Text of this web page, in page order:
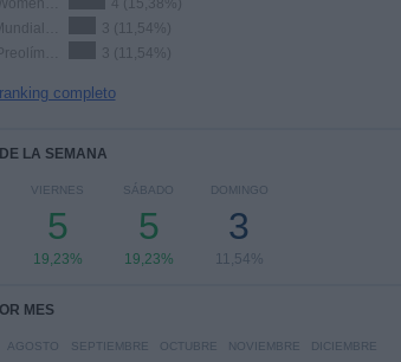
4 (15,38%)
3 (11,54%)
3 (11,54%)
completo
LA SEMANA
VIERNES
5
19,23%
SÁBADO
5
19,23%
DOMINGO
3
11,54%
MES
AGOSTO SEPTIEMBRE OCTUBRE NOVIEMBRE DICIEMBRE